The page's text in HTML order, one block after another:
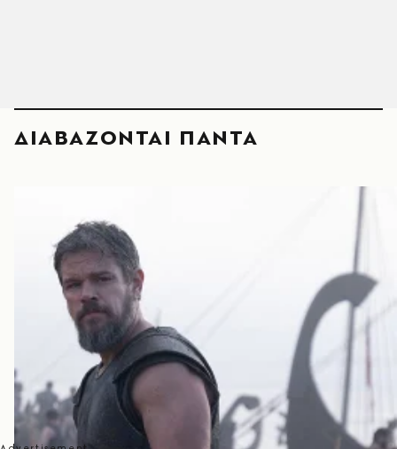
ΔΙΑΒΑΖΟΝΤΑΙ ΠΑΝΤΑ